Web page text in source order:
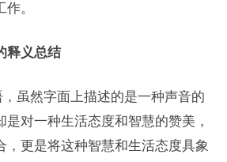
。
释义总结
，虽然字面上描述的是一种声音的
是对一种生活态度和智慧的赞美，
，更是将这种智慧和生活态度具象